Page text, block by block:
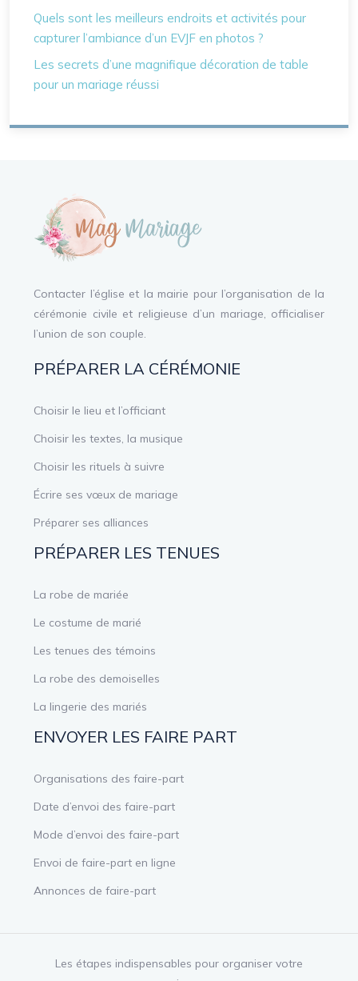
Quels sont les meilleurs endroits et activités pour
capturer l’ambiance d’un EVJF en photos ?
Les secrets d’une magnifique décoration de table
pour un mariage réussi
Contacter l’église et la mairie pour l’organisation de la
cérémonie civile et religieuse d’un mariage, officialiser
l’union de son couple.
PRÉPARER LA CÉRÉMONIE
Choisir le lieu et l’officiant
Choisir les textes, la musique
Choisir les rituels à suivre
Écrire ses vœux de mariage
Préparer ses alliances
PRÉPARER LES TENUES
La robe de mariée
Le costume de marié
Les tenues des témoins
La robe des demoiselles
La lingerie des mariés
ENVOYER LES FAIRE PART
Organisations des faire-part
Date d’envoi des faire-part
Mode d’envoi des faire-part
Envoi de faire-part en ligne
Annonces de faire-part
Les étapes indispensables pour organiser votre